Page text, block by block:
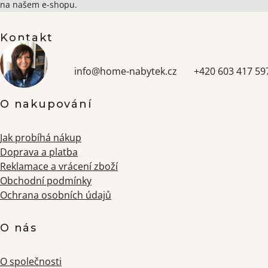
na našem e-shopu.
Kontakt
info@home-nabytek.cz +420 603 417
O nakupování
Jak probíhá nákup
Doprava a platba
Reklamace a vrácení zboží
Obchodní podmínky
Ochrana osobních údajů
O nás
O společnosti